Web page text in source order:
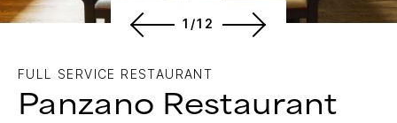
1/12
FULL SERVICE RESTAURANT
Panzano Restaurant